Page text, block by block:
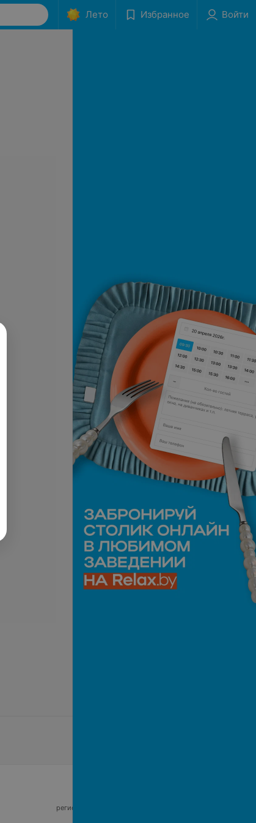
Лето Избранное Войти
регистрирующий орган - Минский горисполком